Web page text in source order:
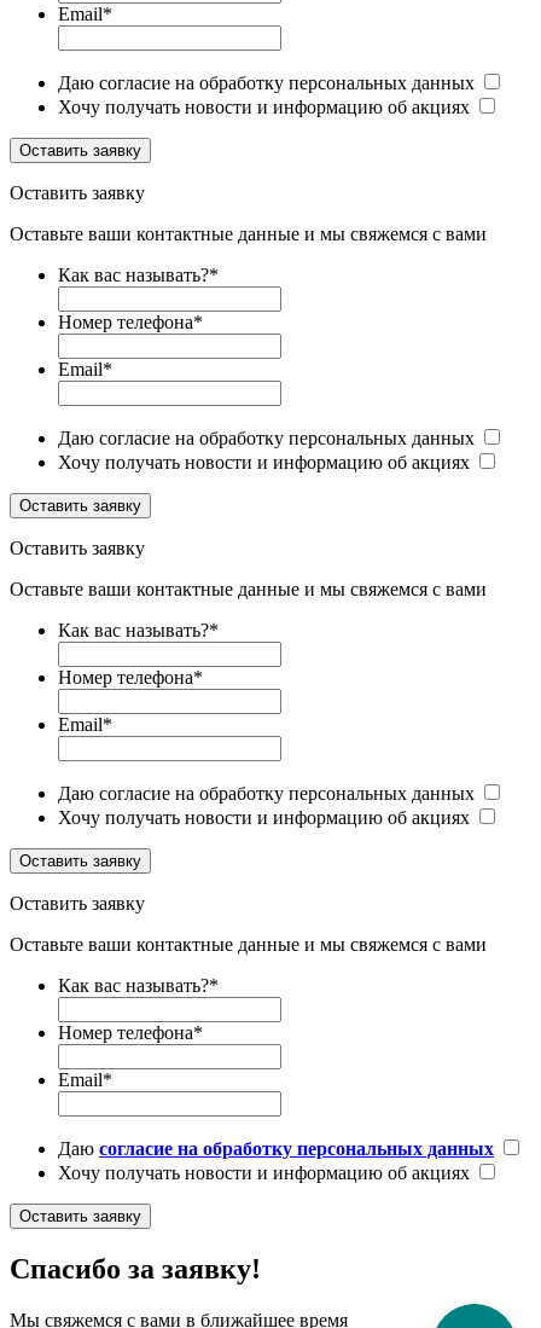
Email*
Даю согласие на обработку персональных данных
Хочу получать новости и информацию об акциях
Оставить заявку
Оставить заявку
Оставьте ваши контактные данные и мы свяжемся с вами
Как вас называть?*
Номер телефона*
Email*
Даю согласие на обработку персональных данных
Хочу получать новости и информацию об акциях
Оставить заявку
Оставить заявку
Оставьте ваши контактные данные и мы свяжемся с вами
Как вас называть?*
Номер телефона*
Email*
Даю согласие на обработку персональных данных
Хочу получать новости и информацию об акциях
Оставить заявку
Оставить заявку
Оставьте ваши контактные данные и мы свяжемся с вами
Как вас называть?*
Номер телефона*
Email*
Даю согласие на обработку персональных данных
Хочу получать новости и информацию об акциях
Оставить заявку
Спасибо за заявку!
Мы свяжемся с вами в ближайшее время